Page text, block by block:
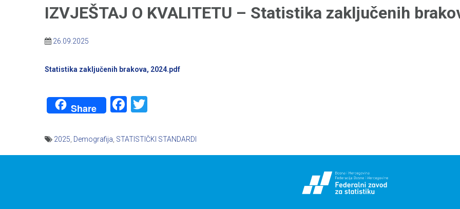
IZVJEŠTAJ O KVALITETU – Statistika zaključenih
26.09.2025
Statistika zaključenih brakova, 2024.pdf
Share Facebook
2025 Demografija STATISTIČKI STANDARDI